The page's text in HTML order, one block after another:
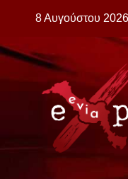
content
8 Αυγούστου 2026